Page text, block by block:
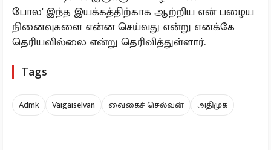
போல' இந்த இயக்கத்திற்காக ஆற்றிய என் பழைய
நினைவுகளை என்ன செய்வது என்று எனக்கே
தெரியவில்லை என்று தெரிவித்துள்ளார்.
Tags
Admk Vaigaiselvan வைகைச் செல்வன் அதிமுக